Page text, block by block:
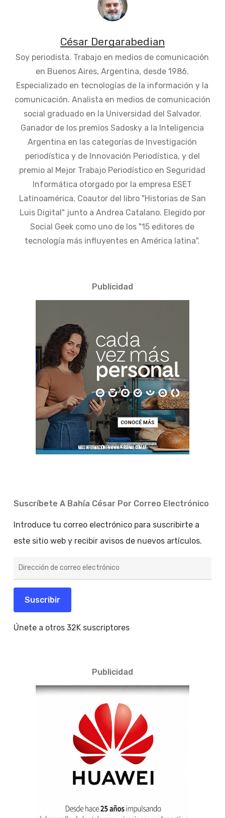
César Dergarabedian
Soy periodista. Trabajo en medios de comunicación
en Buenos Aires, Argentina, desde 1986.
Especializado en tecnologías de la información y la
comunicación. Analista en medios de comunicación
social graduado en la Universidad del Salvador.
Ganador de los premios Sadosky a la Inteligencia
Argentina en las categorías de Investigación
periodística y de Innovación Periodística, y del
premio al Mejor Trabajo Periodístico en Seguridad
Informática otorgado por la empresa ESET
Latinoamérica. Coautor del libro "Historias de San
Luis Digital" junto a Andrea Catalano. Elegido por
Social Geek como uno de los "15 editores de
tecnología más influyentes en América latina".
Publicidad
Suscríbete A Bahía César Por Correo Electrónico
Introduce tu correo electrónico para suscribirte a
este sitio web y recibir avisos de nuevos artículos.
de
electrónico
Suscribir
Únete a otros 32K suscriptores
Publicidad